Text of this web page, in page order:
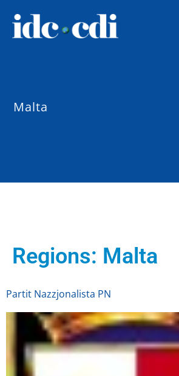
Malta
Regions: Malta
Partit Nazzjonalista PN